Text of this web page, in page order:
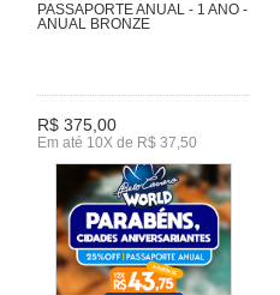
PASSAPORTE ANUAL - 1 ANO -
ANUAL BRONZE
R$ 375,00
Em até 10X de R$ 37,50